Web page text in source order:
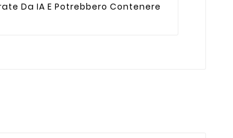
Da IA E Potrebbero Contenere